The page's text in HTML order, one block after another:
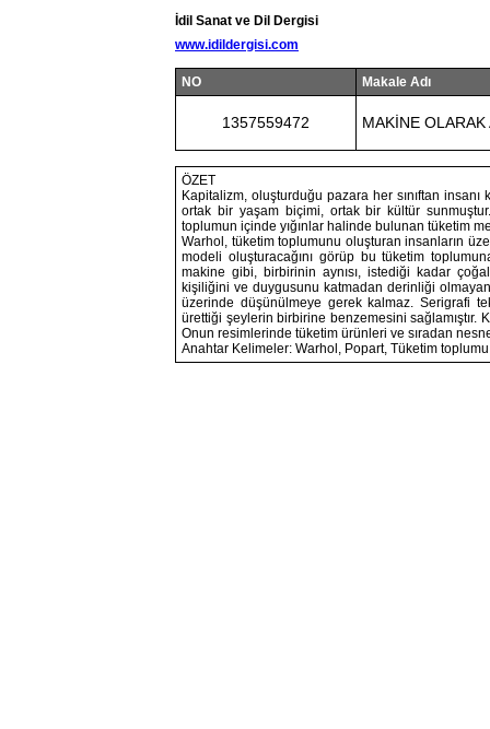
İdil Sanat ve Dil Dergisi
www.idildergisi.com
NO Makale Adı
1357559472 MAKİNE
ÖZET
Kapitalizm, oluşturduğu pazara her sınıftan insanı
ortak bir yaşam biçimi, ortak bir kültür
toplumun içinde yığınlar halinde bulunan tüketim
Warhol, tüketim toplumunu oluşturan insanların
modeli oluşturacağını görüp bu tüketim
makine gibi, birbirinin aynısı, istediği kadar
kişiliğini ve duygusunu katmadan derinliği
üzerinde düşünülmeye gerek kalmaz. Serigrafi
ürettiği şeylerin birbirine benzemesini
Onun resimlerinde tüketim ürünleri ve sıradan
Anahtar Kelimeler: Warhol, Popart, Tüketim